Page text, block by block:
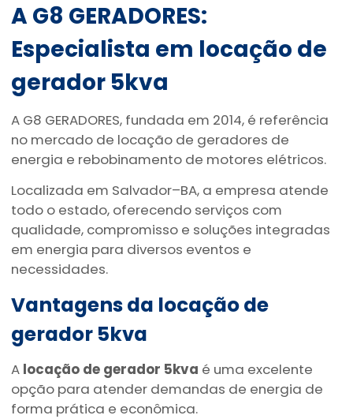
A G8 GERADORES:
Especialista em locação de
gerador 5kva
A G8 GERADORES, fundada em 2014, é referência
no mercado de locação de geradores de
energia e rebobinamento de motores elétricos.
Localizada em Salvador–BA, a empresa atende
todo o estado, oferecendo serviços com
qualidade, compromisso e soluções integradas
em energia para diversos eventos e
necessidades.
Vantagens da locação de
gerador 5kva
A locação de gerador 5kva é uma excelente
opção para atender demandas de energia de
forma prática e econômica.